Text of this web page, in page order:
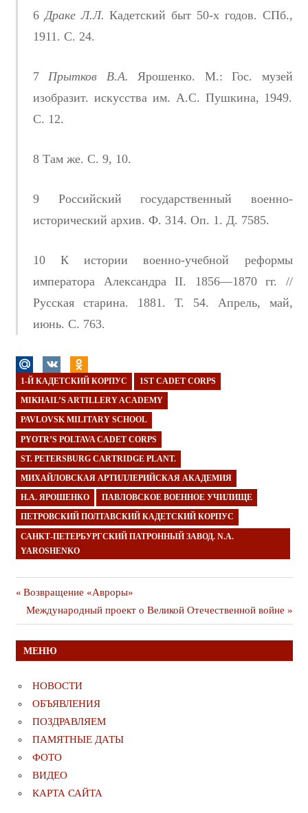
6Драке Л.Л. Кадетский быт 50-х годов. СПб.,
1911. С. 24.
7Прытков В.А. Ярошенко. М.: Гос. музей
изобразит. искусства им. А.С. Пушкина, 1949.
С. 12.
8 Там же. С. 9, 10.
9 Российский государственный военно-
исторический архив. Ф. 314. Оп. 1. Д. 7585.
10 К истории военно-учебной реформы
императора Александра II. 1856—1870 гг. //
Русская старина. 1881. Т. 54. Апрель, май,
июнь. С. 763.
1-Й КАДЕТСКИЙ КОРПУС 1ST CADET CORPS
MIKHAIL’S ARTILLERY ACADEMY
PAVLOVSK MILITARY SCHOOL
PYOTR’S POLTAVA CADET CORPS
ST. PETERSBURG CARTRIDGE PLANT.
МИХАЙЛОВСКАЯ АРТИЛЛЕРИЙСКАЯ АКАДЕМИЯ
Н.А. ЯРОШЕНКО ПАВЛОВСКОЕ ВОЕННОЕ УЧИЛИЩЕ
ПЕТРОВСКИЙ ПОЛТАВСКИЙ КАДЕТСКИЙ КОРПУС
САНКТ-ПЕТЕРБУРГСКИЙ ПАТРОННЫЙ ЗАВОД. N.A.
YAROSHENKO
Навигация
по
записям
Предыдущая
публикация
Возвращение «Авроры»
Следующая
публикация
Международный проект о Великой Отечественной войне
МЕНЮ
НОВОСТИ
ОБЪЯВЛЕНИЯ
ПОЗДРАВЛЯЕМ
ПАМЯТНЫЕ ДАТЫ
ФОТО
ВИДЕО
КАРТА САЙТА